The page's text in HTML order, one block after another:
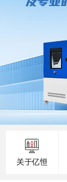
关于亿恒